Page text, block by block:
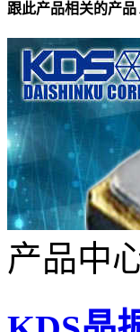
跟此产品相关的产品
产品中